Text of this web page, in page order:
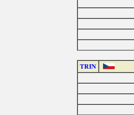
TRIN